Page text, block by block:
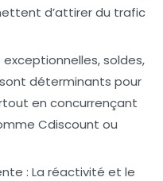
d’attirer du trafic
soldes,
déterminants pour
en concurrençant
Cdiscount ou
: La réactivité et le